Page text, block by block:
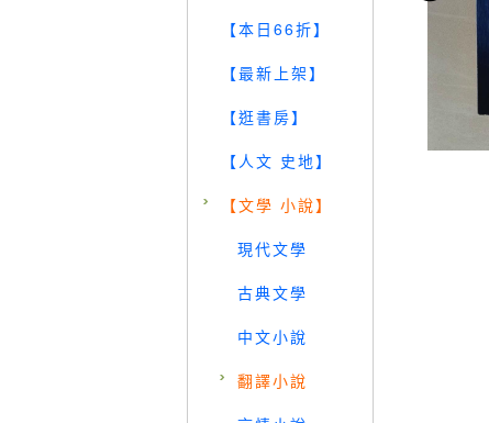
【本日66折】
【最新上架】
【逛書房】
【人文 史地】
【文學 小說】
現代文學
古典文學
中文小說
翻譯小說